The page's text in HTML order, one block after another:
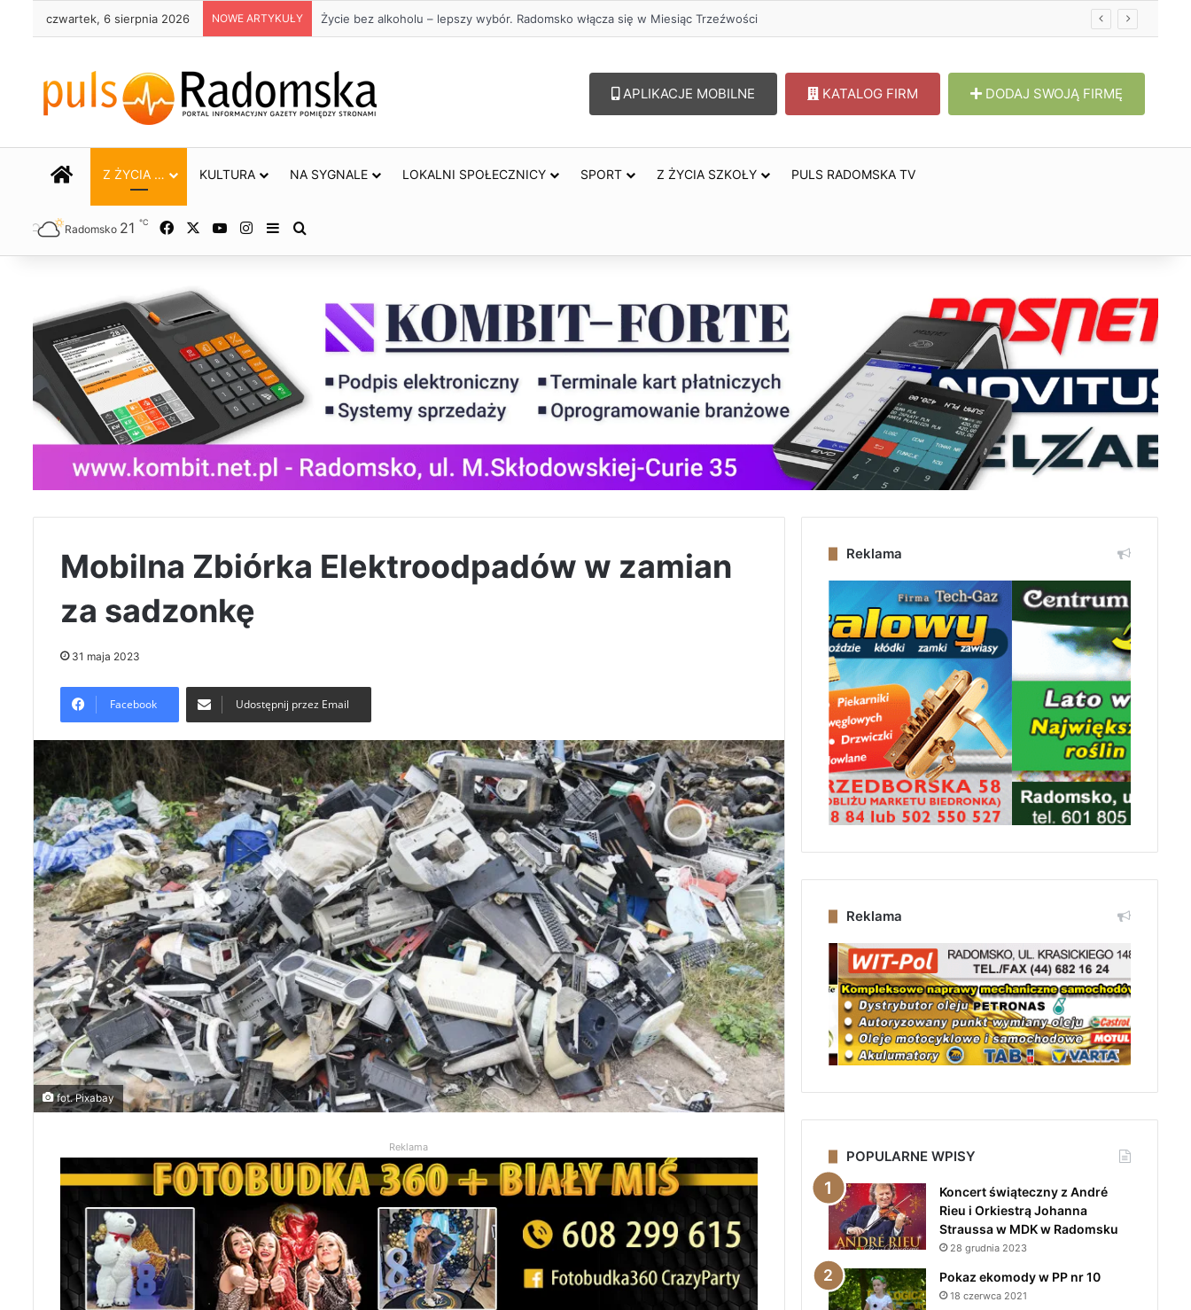
czwartek, 6 sierpnia 2026 NOWE ARTYKUŁY Trwa remont przejazdów kolejowych. Zmieniły się trasy autobusów MPK w Radomsku
APLIKACJE MOBILNE KATALOG FIRM DODAJ SWOJĄ FIRMĘ
STRONA GŁÓWNA
Z ŻYCIA … KULTURA NA SYGNALE LOKALNI SPOŁECZNICY SPORT Z ŻYCIA SZKOŁY PULS RADOMSKA TV
Radomsko 21 ℃ Facebook YouTubeInstagram
Sidebar
Mobilna Zbiórka Elektroodpadów w zamian
za sadzonkę
31 maja 2023
Facebook Udostępnij przez Email
fot. Pixabay
Reklama
Reklama
Reklama
POPULARNE WPISY
Koncert świąteczny z André
Rieu i Orkiestrą Johanna
Straussa w MDK w Radomsku
28 grudnia 2023
Pokaz ekomody w PP nr 10
18 czerwca 2021